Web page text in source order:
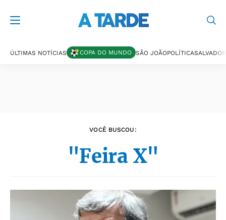
ÚLTIMAS NOTÍCIAS COPA DO MUNDO SÃO JOÃOPOLÍTICASALVADOR
VOCÊ BUSCOU:
"Feira X"